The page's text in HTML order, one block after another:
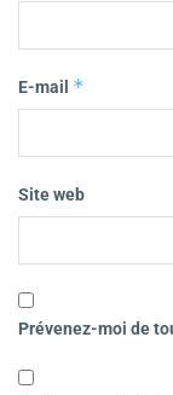
E-mail *
Site web
Prévenez-moi de